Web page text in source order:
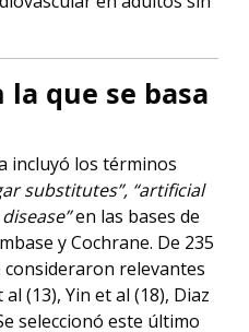
que se basa
incluyó los términos
substitutes”, “artificial
en las bases de
y Cochrane. De 235
relevantes
(13), Yin et al (18), Diaz
seleccionó este último